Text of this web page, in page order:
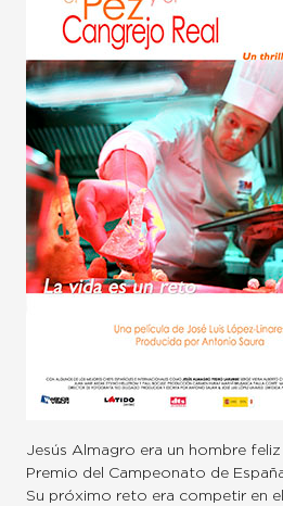
Jesús Almagro era un hombre
Premio del Campeonato de
Su próximo reto era competir en